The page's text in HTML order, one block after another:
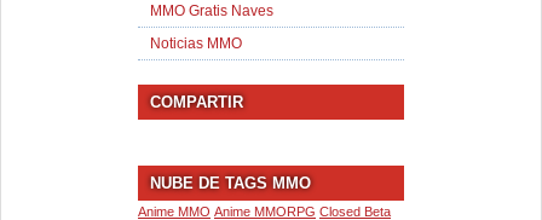
MMO Gratis Naves
Noticias MMO
COMPARTIR
NUBE DE TAGS MMO
Anime MMO Anime MMORPG Closed Beta